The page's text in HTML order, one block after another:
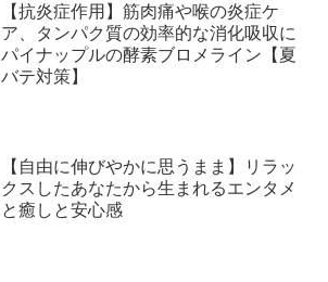
【抗炎症作用】筋肉痛や喉の炎症ケ
ア、タンパク質の効率的な消化吸収に
パイナップルの酵素ブロメライン【夏
バテ対策】
【自由に伸びやかに思うまま】リラッ
クスしたあなたから生まれるエンタメ
と癒しと安心感